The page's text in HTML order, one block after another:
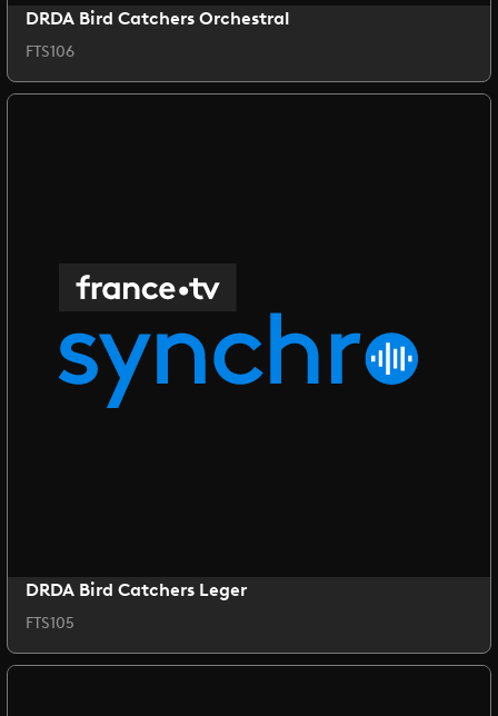
DRDA Bird Catchers Orchestral
FTS106
DRDA Bird Catchers Leger
FTS105